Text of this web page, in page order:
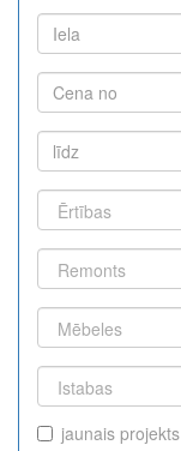
jaunais projekts